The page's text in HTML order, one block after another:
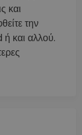
και
την
και αλλού.